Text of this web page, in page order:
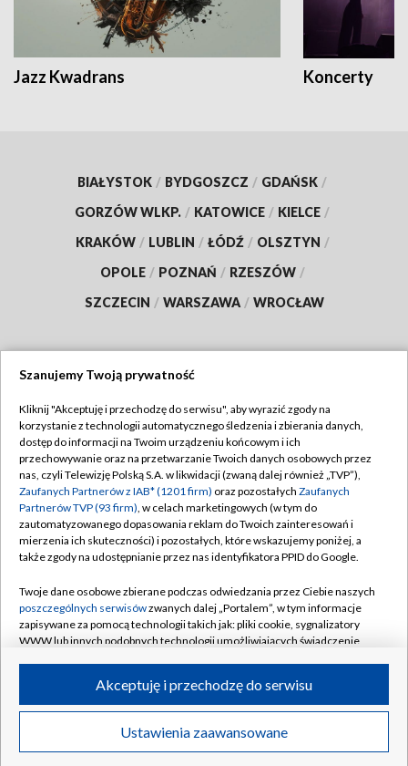
Jazz Kwadrans Koncerty
BIAŁYSTOK / BYDGOSZCZ / GDAŃSK /
GORZÓW WLKP. / KATOWICE / KIELCE /
KRAKÓW / LUBLIN / ŁÓDŹ / OLSZTYN /
OPOLE / POZNAŃ / RZESZÓW /
SZCZECIN / WARSZAWA / WROCŁAW
TVP
Abonament TVP
Emisja w TVP
Centrum informacji TVP
Naziemna Telewizja Cyfrowa
Rada Programowa
System NOS
Informacje o nadawcy
Program dla prasy
Ogłoszenie przetargowe
Regulamin TVP
Polityka prywatności
Moje zgody
Pomoc
Kontakt
Kanały
©2026 Telewizja Polska S.A. w likwidacji
Szanujemy Twoją prywatność
Kliknij "Akceptuję i przechodzę do serwisu", aby wyrazić zgody na
korzystanie z technologii automatycznego śledzenia i zbierania danych,
dostęp do informacji na Twoim urządzeniu końcowym i ich
przechowywanie oraz na przetwarzanie Twoich danych osobowych przez
nas, czyli Telewizję Polską S.A. w likwidacji (zwaną dalej również „TVP”),
Zaufanych Partnerów z IAB* (1201 firm) oraz pozostałych Zaufanych
Partnerów TVP (93 firm), w celach marketingowych (w tym do
zautomatyzowanego dopasowania reklam do Twoich zainteresowań i
mierzenia ich skuteczności) i pozostałych, które wskazujemy poniżej, a
także zgody na udostępnianie przez nas identyfikatora PPID do Google.
Twoje dane osobowe zbierane podczas odwiedzania przez Ciebie naszych
poszczególnych serwisówzwanych dalej „Portalem”, w tym informacje
zapisywane za pomocą technologii takich jak: pliki cookie, sygnalizatory
WWW lub innych podobnych technologii umożliwiających świadczenie
ruchu w Internecie.
Twoje dane osobowe zbierane podczas odwiedzania przez Ciebie
poszczególnych serwisówna Portalu, takie jak adresy IP, identyfikatory
Ustawienia zaawansowane
Akceptuję i przechodzę do serwisu